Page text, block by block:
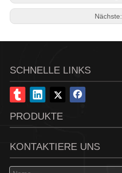
Nächste:
SCHNELLE LINKS
PRODUKTE
KONTAKTIERE UNS